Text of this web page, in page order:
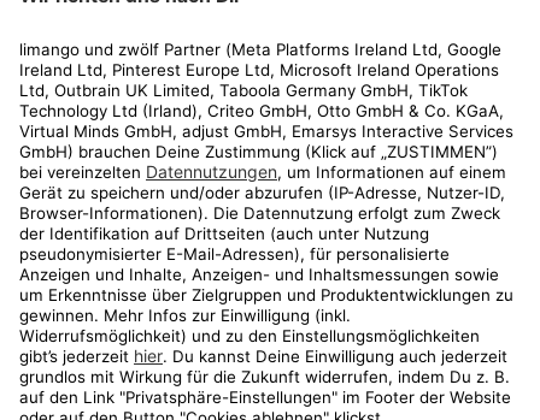
Kundenservice
Shop
Aktionen
Travel